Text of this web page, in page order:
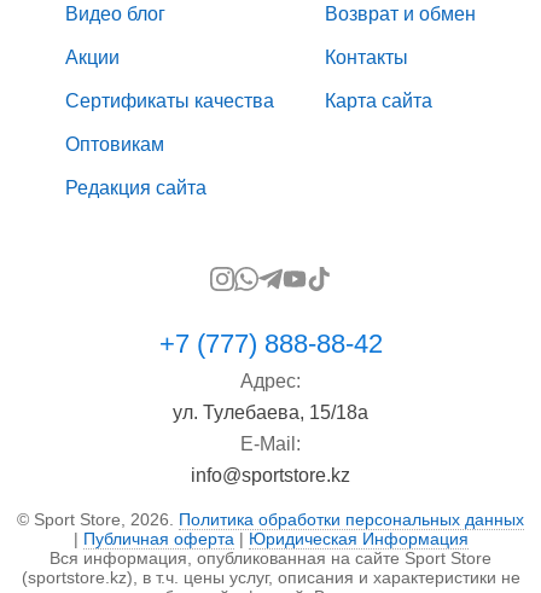
Видео блог
Акции
Сертификаты качества
Оптовикам
Редакция сайта
Возврат и обмен
Контакты
Карта сайта
+7 (777) 888-88-42
Адрес:
ул. Тулебаева, 15/18а
E-Mail:
info@sportstore.kz
© Sport Store, 2026. Политика обработки персональных данных
| Публичная оферта | Юридическая Информация
Вся информация, опубликованная на сайте Sport Store
(sportstore.kz), в т.ч. цены услуг, описания и характеристики не